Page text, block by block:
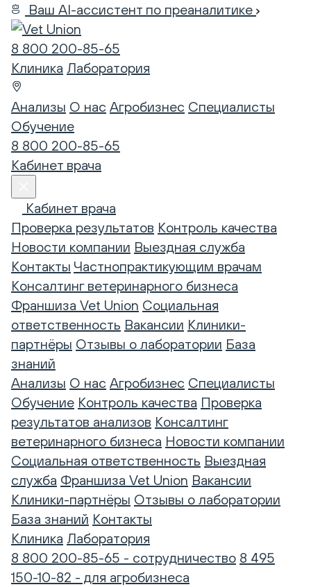
Ваш AI-ассистент по преаналитике
8 800 200-85-65
Клиника Лаборатория
Анализы О нас Агробизнес Специалисты
Обучение
8 800 200-85-65
Кабинет врача
Кабинет врача
Проверка результатов Контроль качества
Новости компании Выездная служба
Контакты Частнопрактикующим врачам
Консалтинг ветеринарного бизнеса
Франшиза Vet Union Социальная
ответственность Вакансии Клиники-
партнёры Отзывы о лаборатории База
знаний
Анализы О нас Агробизнес Специалисты
Обучение Контроль качества Проверка
результатов анализов Консалтинг
ветеринарного бизнеса Новости компании
Социальная ответственность Выездная
служба Франшиза Vet Union Вакансии
Клиники-партнёры Отзывы о лаборатории
База знаний Контакты
Клиника Лаборатория
8 800 200-85-65 - сотрудничество 8 495
150-10-82 - для агробизнеса